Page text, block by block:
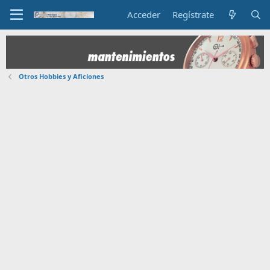
Acceder Regístrate
Otros Hobbies y Aficiones